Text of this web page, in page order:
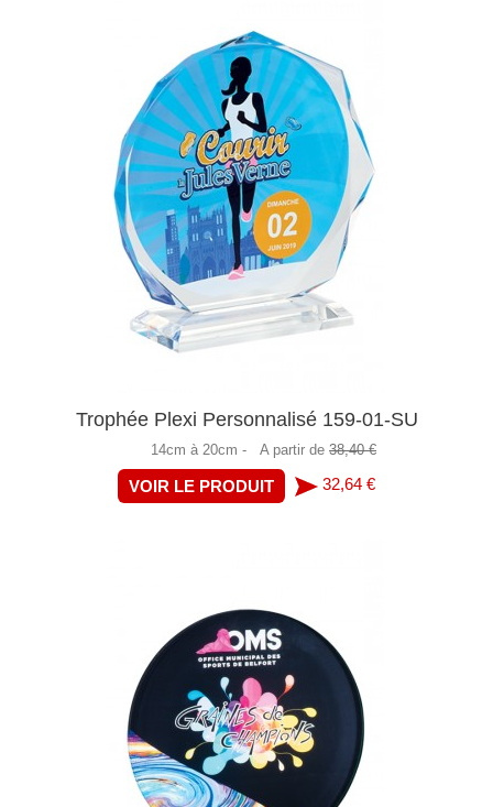
Trophée Plexi Personnalisé 159-01-SU
14cm à 20cm - A partir de 38,40 €
VOIR LE PRODUIT 32,64 €